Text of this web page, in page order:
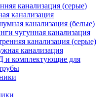
канализация (серые)
канализация
канализация (белые)
чугунная канализация
канализация (серые)
канализация
комплектующие для